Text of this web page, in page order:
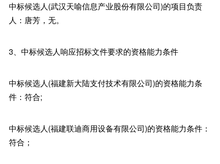
中标候选人(武汉天喻信息产业股份有限公司)的项目负责
人：唐芳，无。
3、中标候选人响应招标文件要求的资格能力条件
中标候选人(福建新大陆支付技术有限公司)的资格能力条
件：符合;
中标候选人(福建联迪商用设备有限公司)的资格能力条件：
符合；